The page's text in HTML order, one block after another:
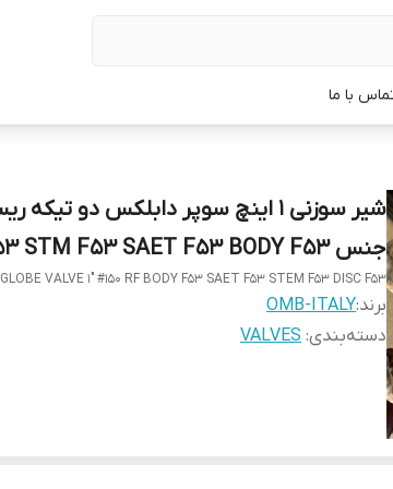
با ما
جنس DISC F53 STM F53 SAET F53 BODY F53
GLOBE VALVE 1" #150 RF BODY F53 SAET F53 STEM F53 DISC F53
برند:OMB-ITALY
دسته‌بندی:
VALVES